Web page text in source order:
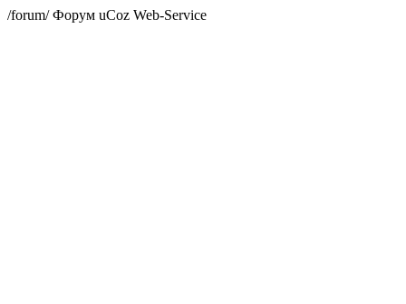
/forum/Форум uCoz Web-Service